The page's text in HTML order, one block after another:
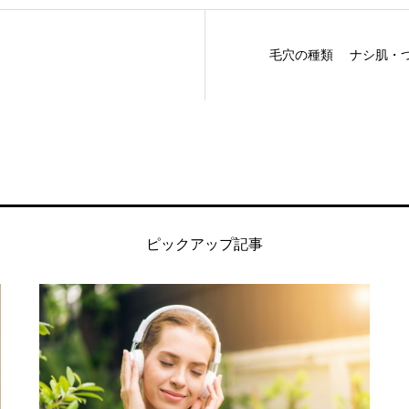
毛穴の種類 ナシ肌・
ピックアップ記事